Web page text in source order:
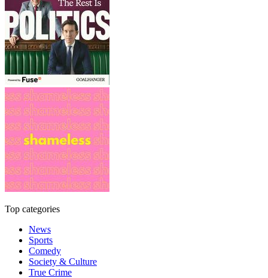
Top categories
News
Sports
Comedy
Society & Culture
True Crime